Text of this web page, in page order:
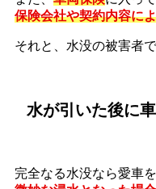
保険会社や契約内容に
それと、水没の被害者
水が引いた後に
完全なる水没なら愛車